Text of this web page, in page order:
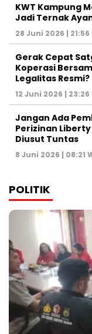
KWT Kampung
Jadi Ternak
28 Juni 2026 | 21:56
Gerak Cepat
Koperasi
Legalitas Resmi?
12 Juni 2026 | 23:26
Jangan Ada
Perizinan Liberty
Diusut Tuntas
8 Juni 2026 | 08:21
POLITIK